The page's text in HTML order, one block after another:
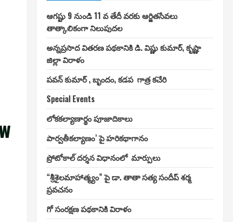
ఆగష్టు 9 నుండి 11 వ తేదీ వరకు ఆర్జితసేవలు
తాత్కాలికంగా నిలుపుదల
అన్నప్రసాద వితరణ పథకానికి డి. విష్ణు కుమార్, కృష్ణా
జిల్లా విరాళం
పవన్ కుమార్ , బృందం, కడప గాత్ర కచేరి
Special Events
లోకకల్యాణార్థం పూజాదికాలు
పార్వతీకల్యాణం’ పై హరికథాగానం
ప్రోటోకాల్ దర్శన విధానంలో మార్పులు
“శ్రీశైలమాహాత్మ్యం” పై డా. తాతా సత్య సందీప్ శర్మ
ప్రవచనం
గో సంరక్షణ పథకానికి విరాళం